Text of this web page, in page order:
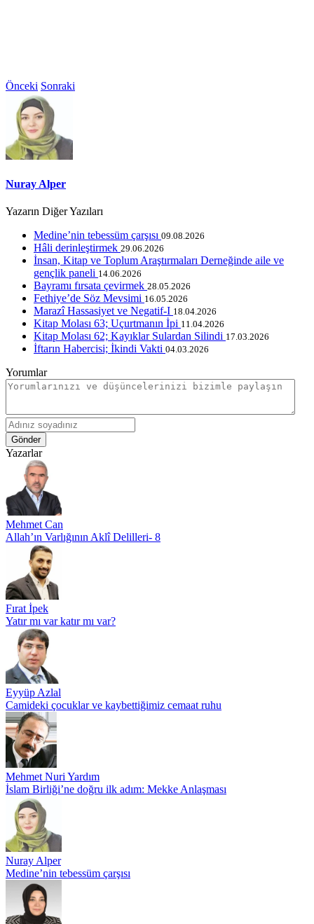
Önceki Sonraki
Nuray Alper
Yazarın Diğer Yazıları
Medine’nin tebessüm çarşısı 09.08.2026
Hâli derinleştirmek 29.06.2026
İnsan, Kitap ve Toplum Araştırmaları Derneğinde aile ve
gençlik paneli 14.06.2026
Bayramı fırsata çevirmek 28.05.2026
Fethiye’de Söz Mevsimi 16.05.2026
Marazî Hassasiyet ve Negatif-I 18.04.2026
Kitap Molası 63; Uçurtmanın İpi 11.04.2026
Kitap Molası 62; Kayıklar Sulardan Silindi 17.03.2026
İftarın Habercisi; İkindi Vakti 04.03.2026
Yorumlar
Gönder
Yazarlar
Mehmet Can
Allah’ın Varlığının Aklî Delilleri- 8
Fırat İpek
Yatır mı var katır mı var?
Eyyüp Azlal
Camideki çocuklar ve kaybettiğimiz cemaat ruhu
Mehmet Nuri Yardım
İslam Birliği’ne doğru ilk adım: Mekke Anlaşması
Nuray Alper
Medine’nin tebessüm çarşısı